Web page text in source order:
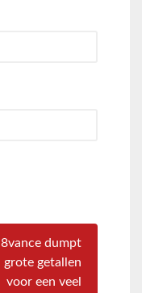
8vance dumpt
grote getallen
voor een veel